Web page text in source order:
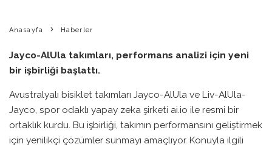
Anasayfa Haberler
Jayco-AlUla takımları, performans analizi için yeni
bir işbirliği başlattı.
Avustralyalı bisiklet takımları Jayco-AlUla ve Liv-AlUla-
Jayco, spor odaklı yapay zeka şirketi ai.io ile resmi bir
ortaklık kurdu. Bu işbirliği, takımın performansını geliştirmek
için yenilikçi çözümler sunmayı amaçlıyor. Konuyla ilgili